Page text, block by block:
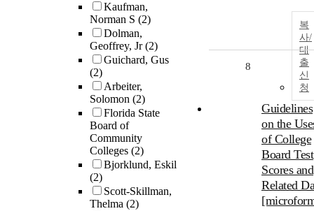
Kaufman,
Norman S (2)
Dolman,
Geoffrey, Jr(2)
Guichard, Gus
(2)
Arbeiter,
Solomon (2)
Florida State
Board of
Community
Colleges (2)
Bjorklund, Eskil
(2)
Scott-Skillman,
Thelma (2)
복
사/
대
출
신
청
8
Guidelines
on the
of College
Board Test
Scores and
Related